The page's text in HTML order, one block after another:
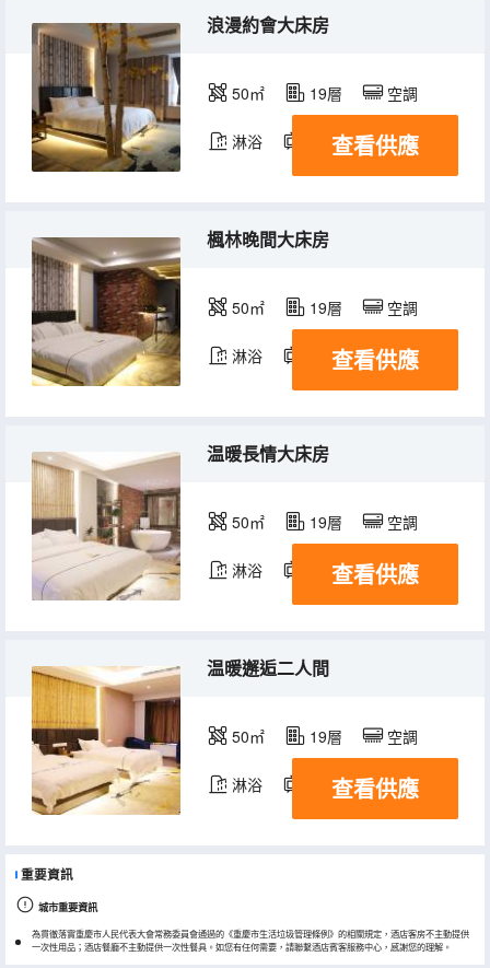
浪漫約會大床房
50㎡ 19層 空調
淋浴 電視機
查看供應
楓林晚間大床房
50㎡ 19層 空調
淋浴 電視機
查看供應
温暖長情大床房
50㎡ 19層 空調
淋浴 電視機
查看供應
温暖邂逅二人間
50㎡ 19層 空調
淋浴 電視機
查看供應
重要資訊
城市重要資訊
為貫徹落實重慶市人民代表大會常務委員會通過的《重慶市生活垃圾管理條例》的相關規定，酒店客房不主動提供
一次性用品；酒店餐廳不主動提供一次性餐具。如您有任何需要，請聯繫酒店賓客服務中心，感謝您的理解。